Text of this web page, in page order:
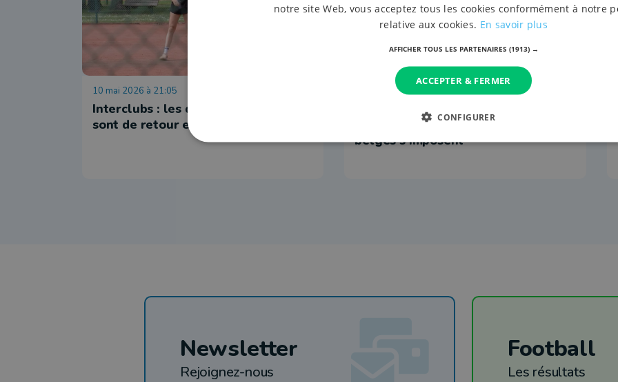
10 mai 2026 à 21:05
Interclubs : les dames de Marche
sont de retour en nationale 1
6 janvier 2026 à 10:00
Henri Leconte invité de marque du
tournoi junior d'Arlon où deux
belges s'imposent
Newsletter
Rejoignez-nous
Football
Les résultats
notre site Web, vous acceptez tous les cookies conformément à notre
relative aux cookies. En savoir plus
AFFICHER TOUS LES PARTENAIRES (1913) →
ACCEPTER & FERMER
CONFIGURER